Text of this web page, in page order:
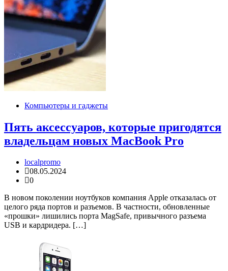
Компьютеры и гаджеты
Пять аксессуаров, которые пригодятся
владельцам новых MacBook Pro
localpromo
08.05.2024
0
В новом поколении ноутбуков компания Apple отказалась от
целого ряда портов и разъемов. В частности, обновленные
«прошки» лишились порта MagSafe, привычного разъема
USB и кардридера. […]